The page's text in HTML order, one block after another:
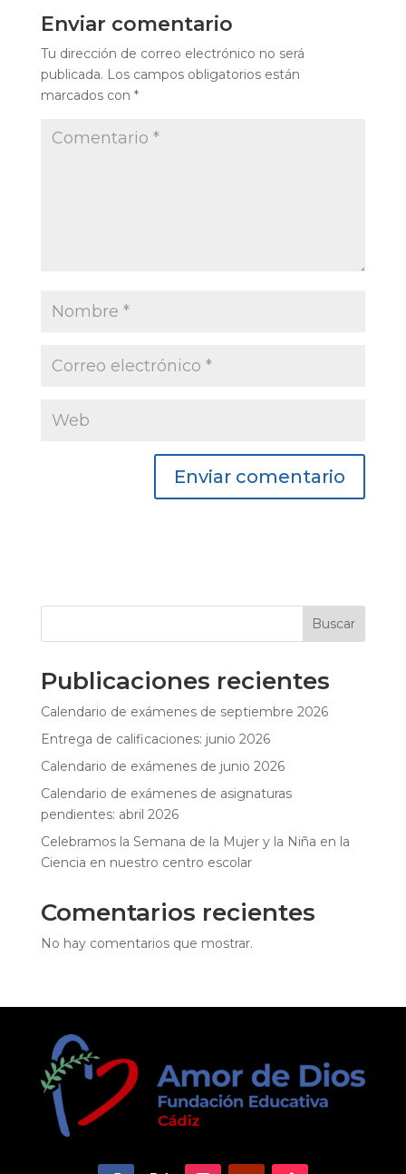
Enviar comentario
Tu dirección de correo electrónico no será
publicada. Los campos obligatorios están
marcados con *
Buscar
Publicaciones recientes
Calendario de exámenes de septiembre 2026
Entrega de calificaciones: junio 2026
Calendario de exámenes de junio 2026
Calendario de exámenes de asignaturas
pendientes: abril 2026
Celebramos la Semana de la Mujer y la Niña en la
Ciencia en nuestro centro escolar
Comentarios recientes
No hay comentarios que mostrar.